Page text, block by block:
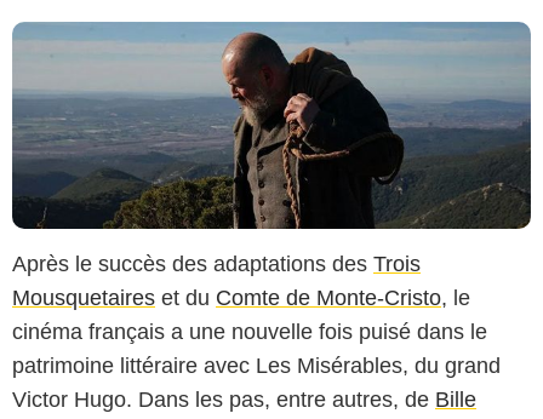
Après le succès des adaptations des Trois
Mousquetaires et du Comte de Monte-Cristo, le
cinéma français a une nouvelle fois puisé dans le
patrimoine littéraire avec Les Misérables, du grand
Victor Hugo. Dans les pas, entre autres, de Bille